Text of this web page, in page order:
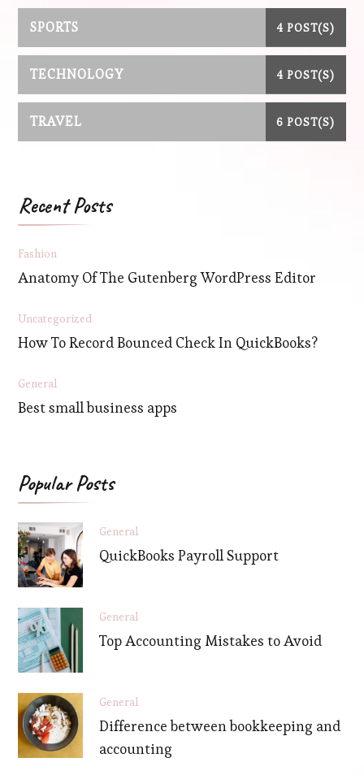
SPORTS 4 POST(S)
TECHNOLOGY 4 POST(S)
TRAVEL 6 POST(S)
Recent Posts
Fashion
Anatomy Of The Gutenberg WordPress Editor
Uncategorized
How To Record Bounced Check In QuickBooks?
General
Best small business apps
Popular Posts
General
QuickBooks Payroll Support
General
Top Accounting Mistakes to Avoid
General
Difference between bookkeeping and
accounting